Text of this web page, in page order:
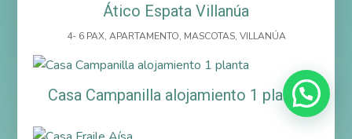
Ático Espata Villanúa
4- 6 PAX, APARTAMENTO, MASCOTAS, VILLANÚA
Casa Campanilla alojamiento 1 planta